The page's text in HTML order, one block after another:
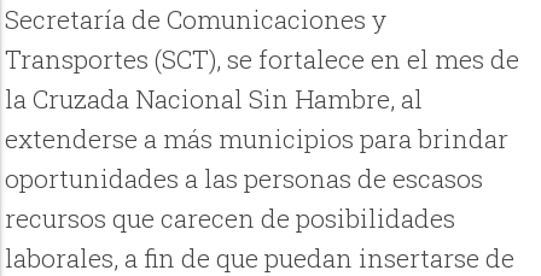
Secretaría de Comunicaciones y
Transportes (SCT), se fortalece en el mes de
la Cruzada Nacional Sin Hambre, al
extenderse a más municipios para brindar
oportunidades a las personas de escasos
recursos que carecen de posibilidades
laborales, a fin de que puedan insertarse de